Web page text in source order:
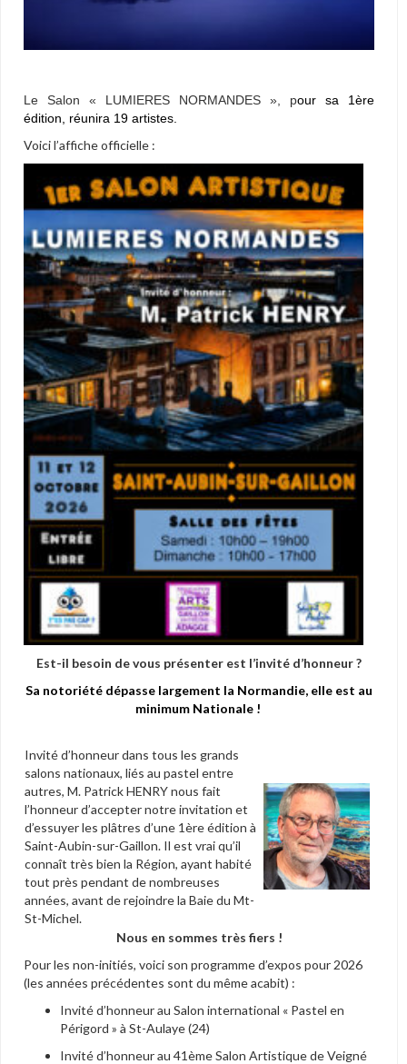
PHOTO GALLERY
Le Salon « LUMIERES NORMANDES », pour sa 1ère
édition, réunira 19 artistes.
Voici l’affiche officielle :
Est-il besoin de vous présenter est l’invité d’honneur ?
Sa notoriété dépasse largement la Normandie, elle est au
minimum Nationale !
Invité d’honneur dans tous les grands
salons nationaux, liés au pastel entre
autres, M. Patrick HENRY nous fait
l’honneur d’accepter notre invitation et
d’essuyer les plâtres d’une 1ère édition à
Saint-Aubin-sur-Gaillon. Il est vrai qu’il
connaît très bien la Région, ayant habité
tout près pendant de nombreuses
années, avant de rejoindre la Baie du Mt-
St-Michel.
Nous en sommes très fiers !
Pour les non-initiés, voici son programme d’expos pour 2026
(les années précédentes sont du même acabit) :
Invité d’honneur au Salon international « Pastel en
Périgord » à St-Aulaye (24)
Invité d’honneur au 41ème Salon Artistique de Veigné